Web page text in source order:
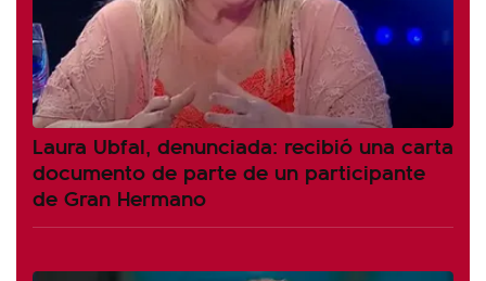
Laura Ubfal, denunciada: recibió una carta
documento de parte de un participante
de Gran Hermano